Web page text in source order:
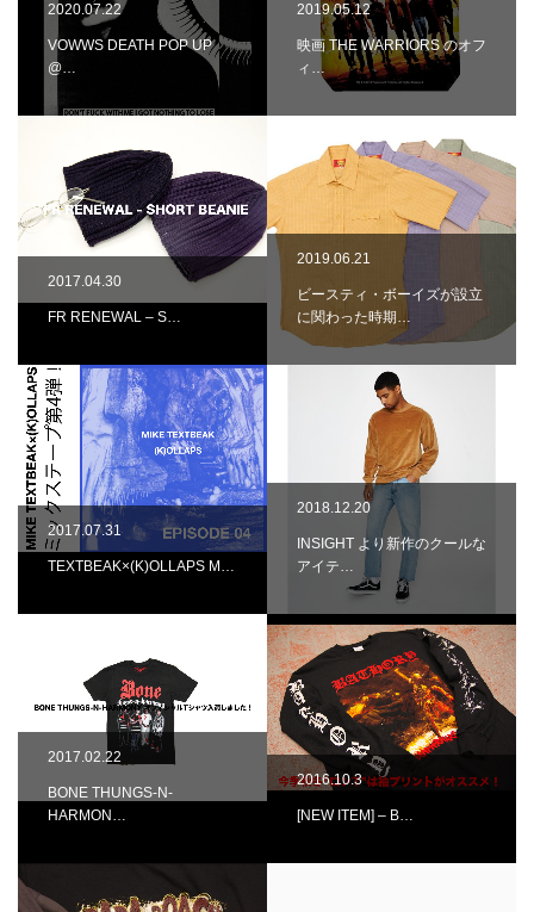
2020.07.22
VOWWS DEATH POP UP
@…
2019.05.12
映画 THE WARRIORS のオフ
ィ…
2017.04.30
FR RENEWAL – S…
2019.06.21
ビースティ・ボーイズが設立
に関わった時期…
2017.07.31
TEXTBEAK×(K)OLLAPS M…
2018.12.20
INSIGHT より新作のクールな
アイテ…
2017.02.22
BONE THUNGS-N-
HARMON…
2016.10.3
[NEW ITEM] – B…